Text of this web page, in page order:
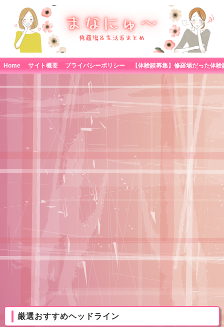
Home サイト概要 プライバシーポリシー
厳選おすすめヘッドライン